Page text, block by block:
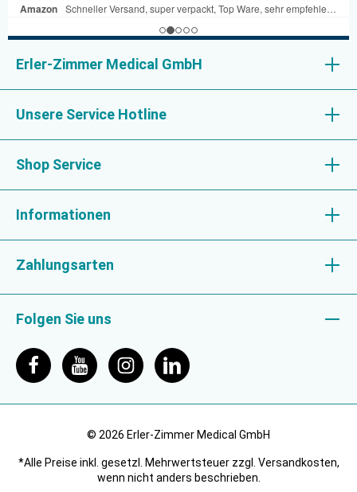
Erler-Zimmer Medical GmbH
Unsere Service Hotline
Shop Service
Informationen
Zahlungsarten
Folgen Sie uns
© 2026 Erler-Zimmer Medical GmbH
*Alle Preise inkl. gesetzl. Mehrwertsteuer zzgl. Versandkosten,
wenn nicht anders beschrieben.